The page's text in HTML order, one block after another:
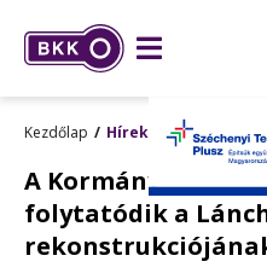
Kezdőlap Hírek
A Kormány
folytatódik a